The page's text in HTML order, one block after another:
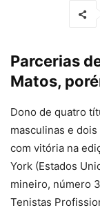
Parcerias
Matos,
Dono de quatro
masculinas e
com vitória na
York (Estados
mineiro, número
Tenistas